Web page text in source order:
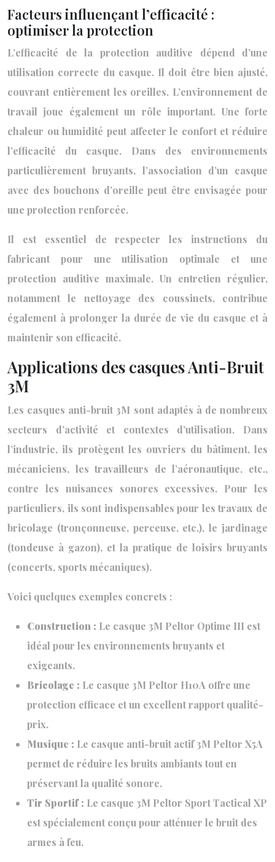
Facteurs influençant l’efficacité :
optimiser la protection
L’efficacité de la protection auditive dépend d’une
utilisation correcte du casque. Il doit être bien ajusté,
couvrant entièrement les oreilles. L’environnement de
travail joue également un rôle important. Une forte
chaleur ou humidité peut affecter le confort et réduire
l’efficacité du casque. Dans des environnements
particulièrement bruyants, l’association d’un casque
avec des bouchons d’oreille peut être envisagée pour
une protection renforcée.
Il est essentiel de respecter les instructions du
fabricant pour une utilisation optimale et une
protection auditive maximale. Un entretien régulier,
notamment le nettoyage des coussinets, contribue
également à prolonger la durée de vie du casque et à
maintenir son efficacité.
Applications des casques Anti-Bruit
3M
Les casques anti-bruit 3M sont adaptés à de nombreux
secteurs d’activité et contextes d’utilisation. Dans
l’industrie, ils protègent les ouvriers du bâtiment, les
mécaniciens, les travailleurs de l’aéronautique, etc.,
contre les nuisances sonores excessives. Pour les
particuliers, ils sont indispensables pour les travaux de
bricolage (tronçonneuse, perceuse, etc.), le jardinage
(tondeuse à gazon), et la pratique de loisirs bruyants
(concerts, sports mécaniques).
Voici quelques exemples concrets :
Construction : Le casque 3M Peltor Optime III est
idéal pour les environnements bruyants et
exigeants.
Bricolage : Le casque 3M Peltor H10A offre une
protection efficace et un excellent rapport qualité-
prix.
Musique : Le casque anti-bruit actif 3M Peltor X5A
permet de réduire les bruits ambiants tout en
préservant la qualité sonore.
Tir Sportif : Le casque 3M Peltor Sport Tactical XP
est spécialement conçu pour atténuer le bruit des
armes à feu.